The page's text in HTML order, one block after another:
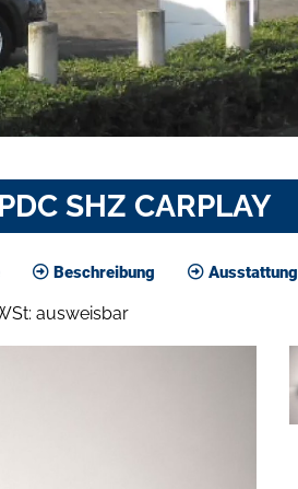
SHZ CARPLAY
Beschreibung Ausstattung
ausweisbar